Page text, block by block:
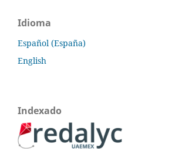
Idioma
Español (España)
English
Indexado